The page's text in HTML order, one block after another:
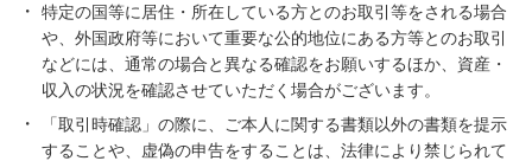
特定の国等に居住・所在している方とのお取引等をされる場合
や、外国政府等において重要な公的地位にある方等とのお取引
などには、通常の場合と異なる確認をお願いするほか、資産・
収入の状況を確認させていただく場合がございます。
「取引時確認」の際に、ご本人に関する書類以外の書類を提示
することや、虚偽の申告をすることは、法律により禁じられて